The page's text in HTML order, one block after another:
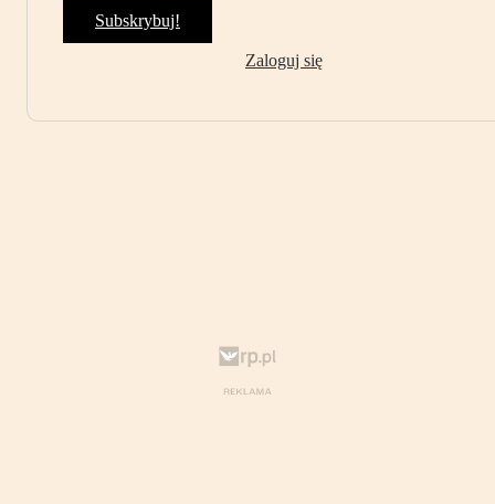
Subskrybuj!
Zaloguj się